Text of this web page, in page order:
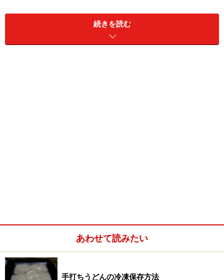
宮武の注文の仕方はおばさんに注文を告げて席で待つと
できあがると持ってきてくれます。てんぷら類は自分で
手切りのお店は今はあまりないようです。たくさんうど
ん作るには麺きり台を使う店が多いのです。手切りには
手切りの気持ちばらつく良さがあります。ねじれもその
特徴のひとつでしょう。だしの絡みが良いようです。
続きを読む
あわせて読みたい
手打ちうどんの冷凍保存方法